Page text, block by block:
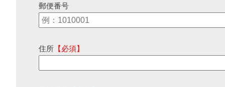
郵便番号
住所 【必須】